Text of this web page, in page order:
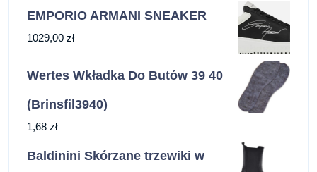
EMPORIO ARMANI SNEAKER
1029,00 zł
Wertes Wkładka Do Butów 39 40
(Brinsfil3940)
1,68 zł
Baldinini Skórzane trzewiki w